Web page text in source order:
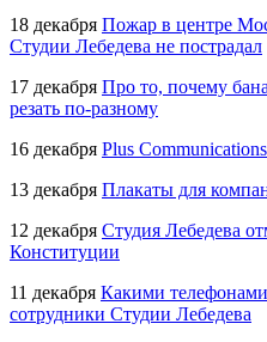
18 декабря Пожар в центре
Студии Лебедева не пострадал
17 декабря Про то, почему
резать по-разному
16 декабря Plus
13 декабря Плакаты для
12 декабря Студия Лебедева
Конституции
11 декабря Какими
сотрудники Студии Лебедева